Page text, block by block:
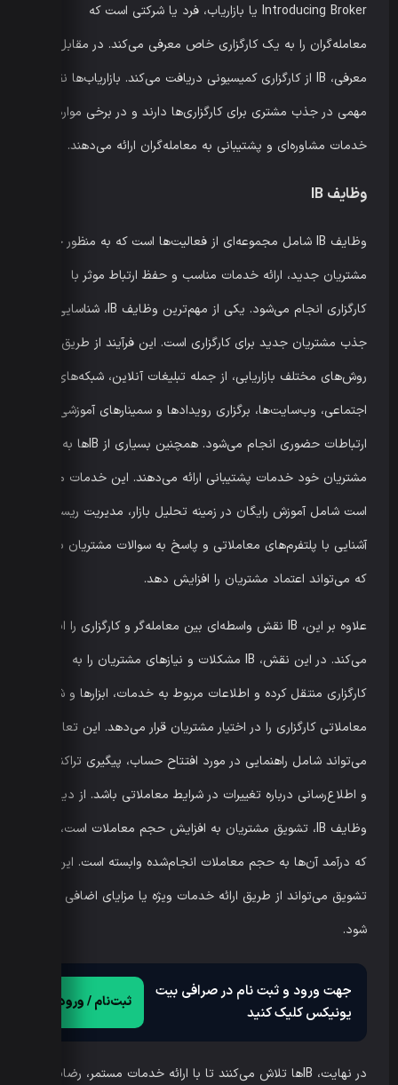
Introducing Broker یا بازاریاب، فرد یا شرکتی است که
معامله‌گران را به یک کارگزاری خاص معرفی می‌کند. در مقابل این
معرفی، IB از کارگزاری کمیسیونی دریافت می‌کند. بازاریاب‌ها نقش
مهمی در جذب مشتری برای کارگزاری‌ها دارند و در برخی موارد،
خدمات مشاوره‌ای و پشتیبانی به معامله‌گران ارائه می‌دهند.
وظایف IB
وظایف IB شامل مجموعه‌ای از فعالیت‌ها است که به منظور جذب
مشتریان جدید، ارائه خدمات مناسب و حفظ ارتباط موثر با
کارگزاری انجام می‌شود. یکی از مهم‌ترین وظایف IB، شناسایی و
جذب مشتریان جدید برای کارگزاری است. این فرآیند از طریق
روش‌های مختلف بازاریابی، از جمله تبلیغات آنلاین، شبکه‌های
اجتماعی، وب‌سایت‌ها، برگزاری رویدادها و سمینارهای آموزشی یا
ارتباطات حضوری انجام می‌شود. همچنین بسیاری از IBها به
مشتریان خود خدمات پشتیبانی ارائه می‌دهند. این خدمات ممکن
است شامل آموزش رایگان در زمینه تحلیل بازار، مدیریت ریسک،
آشنایی با پلتفرم‌های معاملاتی و پاسخ به سوالات مشتریان باشد
که می‌تواند اعتماد مشتریان را افزایش دهد.
علاوه بر این، IB نقش واسطه‌ای بین معامله‌گر و کارگزاری را ایفا
می‌کند. در این نقش، IB مشکلات و نیازهای مشتریان را به
کارگزاری منتقل کرده و اطلاعات مربوط به خدمات، ابزارها و شرایط
معاملاتی کارگزاری را در اختیار مشتریان قرار می‌دهد. این تعامل
می‌تواند شامل راهنمایی در مورد افتتاح حساب، پیگیری تراکنش‌ها
و اطلاع‌رسانی درباره تغییرات در شرایط معاملاتی باشد. از دیگر
وظایف IB، تشویق مشتریان به افزایش حجم معاملات است، چرا
که درآمد آن‌ها به حجم معاملات انجام‌شده وابسته است. این
تشویق می‌تواند از طریق ارائه خدمات ویژه یا مزایای اضافی انجام
شود.
جهت ورود و ثبت نام در صرافی بیت
یونیکس کلیک کنید
ثبت‌نام / ورود
در نهایت، IB‌ها تلاش می‌کنند تا با ارائه خدمات مستمر، رضایت